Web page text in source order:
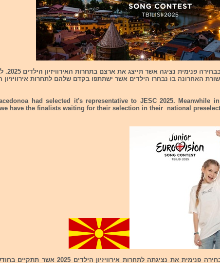
בצפון מקדוניה נבחרה
האחרונה בו נבחרו הילדים אשר ישתתפו בקדם שלהם לתחרות אירוויזיון
had selected it's representative to JESC 2025. Meanwhile
have the finalists waiting for their selection in their national
צפון מקדוניה בחרה בבחירה פנימית את נציגתה לתחרות אירוויזיון